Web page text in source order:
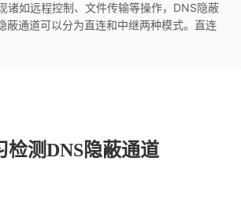
诸如远程控制、文件传输等操作，DNS隐蔽
通道可以分为直连和中继两种模式。直连
测DNS隐蔽通道